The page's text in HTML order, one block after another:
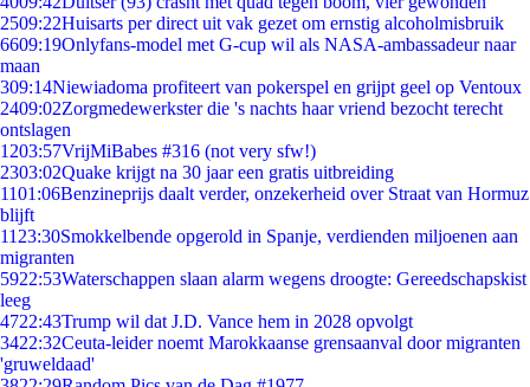
2509:22Huisarts per direct uit vak gezet om ernstig alcoholmisbruik
6609:19Onlyfans-model met G-cup wil als NASA-ambassadeur naar
maan
309:14Niewiadoma profiteert van pokerspel en grijpt geel op Ventoux
2409:02Zorgmedewerkster die 's nachts haar vriend bezocht terecht
ontslagen
1203:57VrijMiBabes #316 (not very sfw!)
2303:02Quake krijgt na 30 jaar een gratis uitbreiding
1101:06Benzineprijs daalt verder, onzekerheid over Straat van Hormuz
blijft
11 23:30Smokkelbende opgerold in Spanje, verdienden miljoenen aan
migranten
5922:53Waterschappen slaan alarm wegens droogte: Gereedschapskist
leeg
4722:43Trump wil dat J.D. Vance hem in 2028 opvolgt
3422:32Ceuta-leider noemt Marokkaanse grensaanval door migranten
'gruweldaad'